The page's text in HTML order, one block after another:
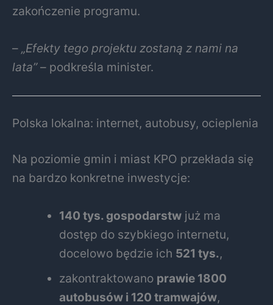
zakończenie programu.
– „Efekty tego projektu zostaną z nami na
lata”– podkreśla minister.
Polska lokalna: internet, autobusy, ocieplenia
Na poziomie gmin i miast KPO przekłada się
na bardzo konkretne inwestycje:
140 tys. gospodarstw już ma
dostęp do szybkiego internetu,
docelowo będzie ich 521 tys.,
zakontraktowano prawie 1800
autobusów i 120 tramwajów,